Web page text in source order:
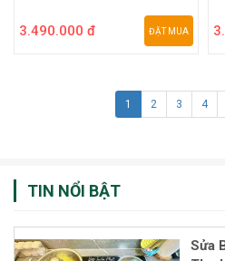
3.490.000 đ ĐẶT MUA
1 2 3 4
TIN NỔI BẬT
Sửa